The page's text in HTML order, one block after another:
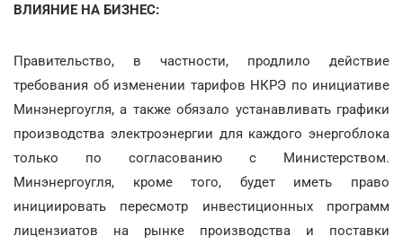
ВЛИЯНИЕ НА БИЗНЕС:
Правительство, в частности, продлило действие
требования об изменении тарифов НКРЭ по инициативе
Минэнергоугля, а также обязало устанавливать графики
производства электроэнергии для каждого энергоблока
только по согласованию с Министерством.
Минэнергоугля, кроме того, будет иметь право
инициировать пересмотр инвестиционных программ
лицензиатов на рынке производства и поставки